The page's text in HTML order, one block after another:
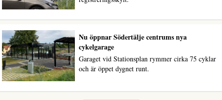
Nu öppnar Södertälje centrums nya
cykelgarage
Garaget vid Stationsplan rymmer cirka 75 cyklar
och är öppet dygnet runt.